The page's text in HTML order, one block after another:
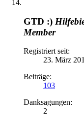
GTD :)
Member
Registriert seit:
23. März
Beiträge:
103
Danksagungen:
2